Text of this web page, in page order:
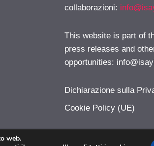
collaborazioni:
This website is part of
press releases and
opportunities:
Dichiarazione sulla
Cookie Policy (UE)
web.